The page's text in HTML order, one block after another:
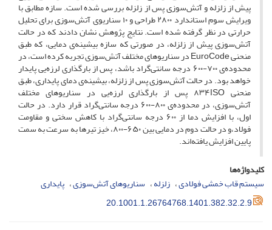
پیش از زلزله و آتش‌سوزی پس از زلزله بررسی شده است. سازه مطابق با
ویرایش سوم استاندارد ۲۸۰۰ طراحی و ۱۰ سناریوی آتش‌سوزی برای تحلیل
حرارتی در نظر گرفته شده است. نتایج پژوهش نشان دادند که در حالت
آتش‌سوزی پیش از زلزله، در صورتی که سازه بیشینه‌ی دمایی، که طبق
منحنی E‌u‌r‌o‌C‌o‌d‌e در سناریوهای مختلف آتش‌سوزی تجربه کرده است، در
محدوده‌ی ۷۰۰-۶۰۰ درجه سانتی‌گراد باشد، پس از بارگذاری لرزه‌یی پایدار
خواهد بود. در حالت آتش‌سوزی پس از زلزله، بیشینه‌ی دمای پایداری، طبق
منحنی ۸۳۴I‌S‌O پس از بارگذاری لرزه‌یی در سناریوهای مختلف
آتش‌سوزی، در محدوده‌ی ۸۰۰-۶۰۰ درجه سانتی‌گراد قرار دارد. در حالت
اول، با افزایش دما از ۶۰۰ درجه سانتی‌گراد با کاهش سختی و مقاومت
فولاد،و در حالت دوم در دمایی بین ۶۵۰-۸۰۰، خیز تیرها به سرعت به سمت
پایین افزایش یافته‌اند.
کلیدواژه‌ها
سیستم قاب خمشی فولادی زلزله سناریوهای آتش‌سوزی پایداری
20.1001.1.26764768.1401.382.32.2.9